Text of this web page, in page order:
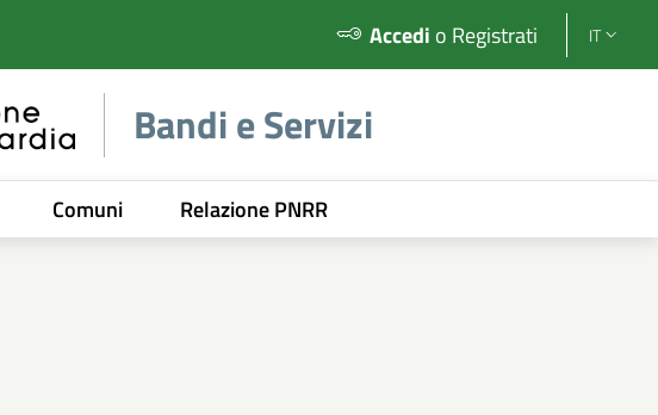
Accedi o Registrati IT
Bandi e Servizi
Comuni
Relazione PNRR